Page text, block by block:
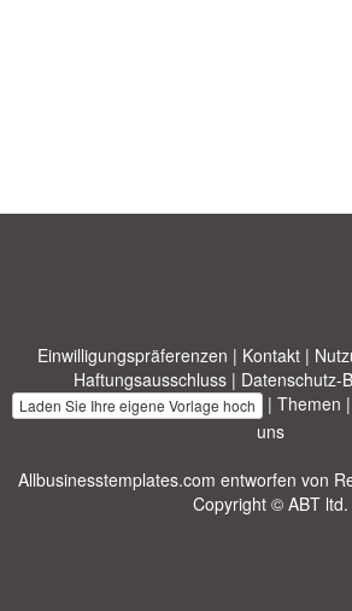
Einwilligungspräferenzen | Kontakt |
Haftungsausschluss | Datenschutz-
Laden Sie Ihre eigene Vorlage hoch | Themen |
uns
Allbusinesstemplates.com entworfen von
Copyright © ABT ltd.